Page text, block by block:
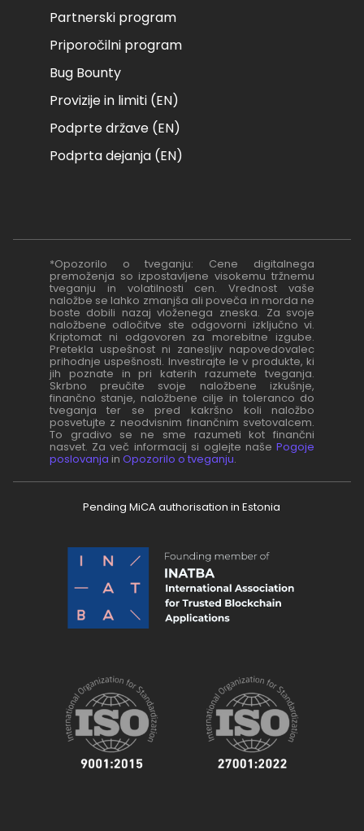
Partnerski program
Priporočilni program
Bug Bounty
Provizije in limiti (EN)
Podprte države (EN)
Podprta dejanja (EN)
*Opozorilo o tveganju: Cene digitalnega
premoženja so izpostavljene visokemu tržnemu
tveganju in volatilnosti cen. Vrednost vaše
naložbe se lahko zmanjša ali poveča in morda ne
boste dobili nazaj vloženega zneska. Za svoje
naložbene odločitve ste odgovorni izključno vi.
Kriptomat ni odgovoren za morebitne izgube.
Pretekla uspešnost ni zanesljiv napovedovalec
prihodnje uspešnosti. Investirajte le v produkte, ki
jih poznate in pri katerih razumete tveganja.
Skrbno preučite svoje naložbene izkušnje,
finančno stanje, naložbene cilje in toleranco do
tveganja ter se pred kakršno koli naložbo
posvetujte z neodvisnim finančnim svetovalcem.
To gradivo se ne sme razumeti kot finančni
nasvet. Za več informacij si oglejte našePogoje
poslovanja in Opozorilo o tveganju.
Pending MiCA authorisation in Estonia